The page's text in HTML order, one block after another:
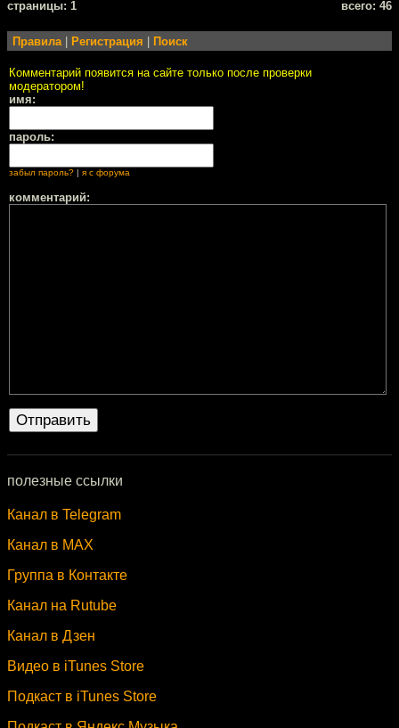
cтраницы: 1 всего: 46
Правила | Регистрация | Поиск
Комментарий появится на сайте только после проверки
модератором!
имя:
пароль:
забыл пароль? | я с форума
комментарий:
полезные ссылки
Канал в Telegram
Канал в MAX
Группа в Контакте
Канал на Rutube
Канал в Дзен
Видео в iTunes Store
Подкаст в iTunes Store